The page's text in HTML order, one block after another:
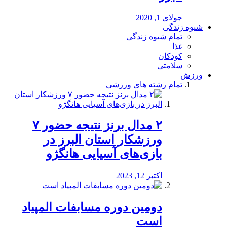
جولای 1, 2020
شیوه زندگی
تمام شیوه زندگی
غذا
کودکان
سلامتی
ورزش
تمام رشته های ورزشی
۲ مدال برنز نتیجه حضور ۷
ورزشکار استان البرز در
بازی‌های آسیایی هانگژو
اکتبر 12, 2023
دومین دوره مسابفات المپیاد
است